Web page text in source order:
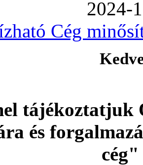
2024-
Cég
tájékoztatjuk
és